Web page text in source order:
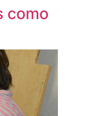
como